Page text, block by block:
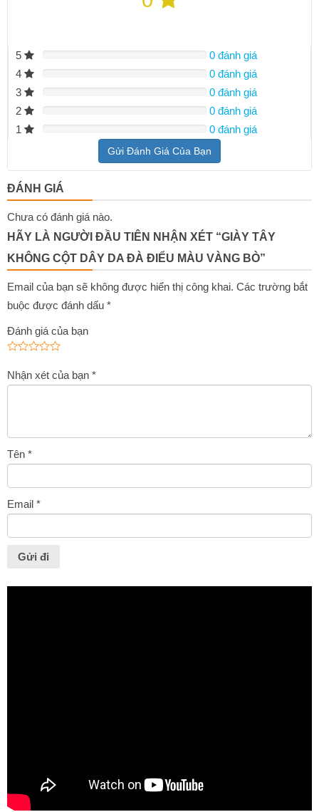
5
0 đánh giá
4
0 đánh giá
3
0 đánh giá
2
0 đánh giá
1
0 đánh giá
Gửi Đánh Giá Của Bạn
ĐÁNH GIÁ
Chưa có đánh giá nào.
HÃY LÀ NGƯỜI ĐẦU TIÊN NHẬN XÉT “GIÀY TÂY
KHÔNG CỘT DÂY DA ĐÀ ĐIỂU MÀU VÀNG BÒ”
Email của bạn sẽ không được hiển thị công khai. Các trường bắt
buộc được đánh dấu *
Đánh giá của bạn
Nhận xét của bạn *
Tên *
Email *